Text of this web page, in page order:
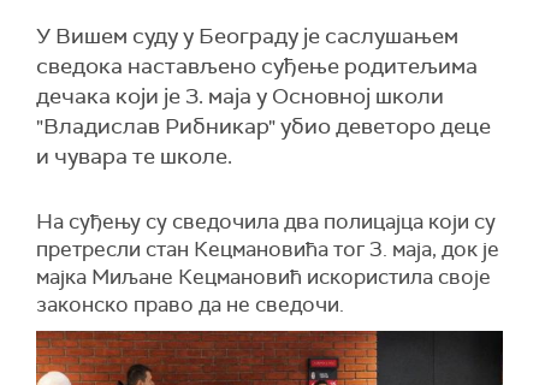
У Вишем суду у Београду је саслушањем
сведока настављено суђење родитељима
дечака који је 3. маја у Основној школи
"Владислав Рибникар" убио деветоро деце
и чувара те школе.
На суђењу су сведочила два полицајца који су
претресли стан Кецмановића тог 3. маја, док је
мајка Миљане Кецмановић искористила своје
законско право да не сведочи.